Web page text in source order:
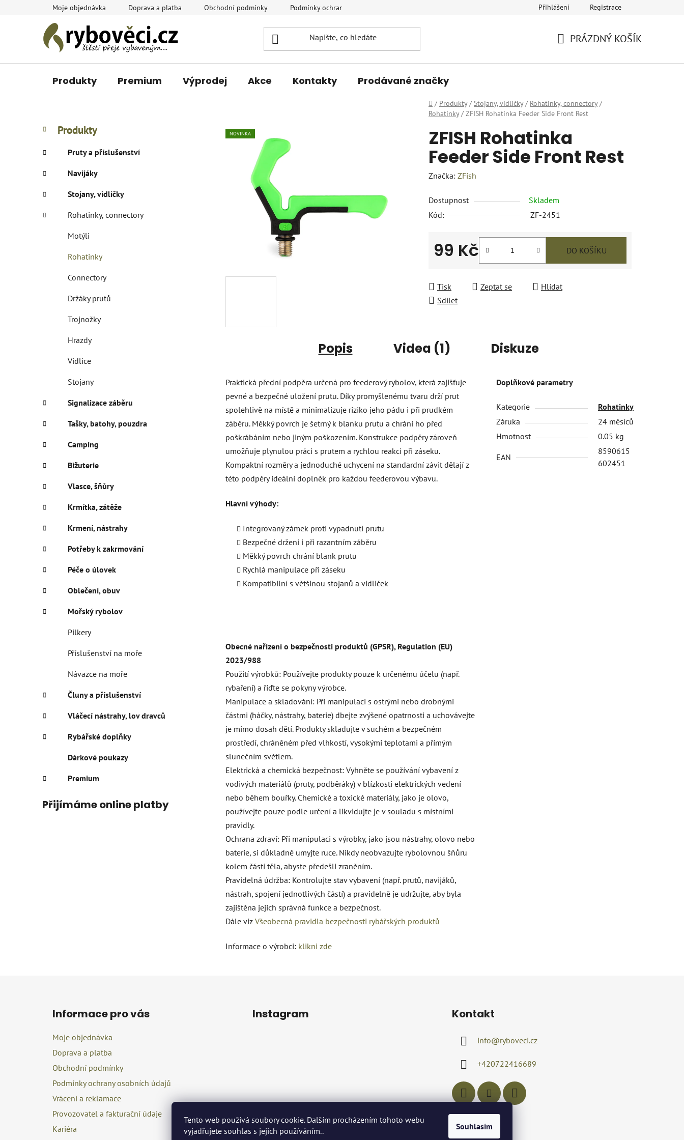
Tento web používá soubory cookie. Dalším procházením tohoto webu
vyjadřujete souhlas s jejich používáním..
Souhlasím
Moje objednávka Doprava a platba Obchodní podmínky Podmínky ochrany osobních údajů Provozovatel a fakturační údaje
Přihlášení Registrace
PRÁZDNÝ KOŠÍK
Produkty Premium Výprodej Akce Kontakty Prodávané značky
Domů
/ Produkty / Stojany, vidličky / Rohatinky, connectory /
Rohatinky / ZFISH Rohatinka Feeder Side Front Rest
P
o
s
r
a
n
kategorie
K
a
e
g
o
r
e
Produkty
Pruty a příslušenství
Navijáky
Stojany, vidličky
Rohatinky, connectory
Motýli
Rohatinky
Connectory
Držáky prutů
Trojnožky
Hrazdy
Vidlice
Stojany
Signalizace záběru
Tašky, batohy, pouzdra
Camping
Bižuterie
Vlasce, šňůry
Krmítka, zátěže
Krmení, nástrahy
Potřeby k zakrmování
Péče o úlovek
Oblečení, obuv
Mořský rybolov
Pilkery
Příslušenství na moře
Návazce na moře
Čluny a příslušenství
Vláčecí nástrahy, lov dravců
Rybářské doplňky
Dárkové poukazy
Premium
Přijímáme online platby
ZFISH Rohatinka
Feeder Side Front Rest
Značka: ZFish
Dostupnost
Skladem
Kód:
ZF-2451
99 Kč DO KOŠÍKU
Tisk Zeptat se
Hlídat
Sdílet
NOVINKA
Popis Videa (1) Diskuze
Praktická přední podpěra určená pro feederový rybolov, která zajišťuje
pevné a bezpečné uložení prutu. Díky promyšlenému tvaru drží prut
spolehlivě na místě a minimalizuje riziko jeho pádu i při prudkém
záběru. Měkký povrch je šetrný k blanku prutu a chrání ho před
poškrábáním nebo jiným poškozením. Konstrukce podpěry zároveň
umožňuje plynulou práci s prutem a rychlou reakci při záseku.
Kompaktní rozměry a jednoduché uchycení na standardní závit dělají z
této podpěry ideální doplněk pro každou feederovou výbavu.
Hlavní výhody:
Integrovaný zámek proti vypadnutí prutu
Bezpečné držení i při razantním záběru
Měkký povrch chrání blank prutu
Rychlá manipulace při záseku
Kompatibilní s většinou stojanů a vidliček
Obecné nařízení o bezpečnosti produktů (GPSR), Regulation (EU)
2023/988
Použití výrobků: Používejte produkty pouze k určenému účelu (např.
rybaření) a řiďte se pokyny výrobce.
Manipulace a skladování: Při manipulaci s ostrými nebo drobnými
částmi (háčky, nástrahy, baterie) dbejte zvýšené opatrnosti a uchovávejte
je mimo dosah dětí. Produkty skladujte v suchém a bezpečném
prostředí, chráněném před vlhkostí, vysokými teplotami a přímým
slunečním světlem.
Elektrická a chemická bezpečnost: Vyhněte se používání vybavení z
vodivých materiálů (pruty, podběráky) v blízkosti elektrických vedení
nebo během bouřky. Chemické a toxické materiály, jako je olovo,
používejte pouze podle určení a likvidujte je v souladu s místními
pravidly.
Ochrana zdraví: Při manipulaci s výrobky, jako jsou nástrahy, olovo nebo
baterie, si důkladně umyjte ruce. Nikdy neobvazujte rybolovnou šňůru
kolem částí těla, abyste předešli zraněním.
Pravidelná údržba: Kontrolujte stav vybavení (např. prutů, navijáků,
nástrah, spojení jednotlivých částí) a pravidelně je udržujte, aby byla
zajištěna jejich správná funkce a bezpečnost.
Dále viz Všeobecná pravidla bezpečnosti rybářských produktů
Informace o výrobci: klikni zde
Doplňkové parametry
Kategorie
Rohatinky
Záruka
24 měsíců
Hmotnost
0.05 kg
EAN
8590615
602451
Informace pro vás
Moje objednávka
Doprava a platba
Obchodní podmínky
Podmínky ochrany osobních údajů
Vrácení a reklamace
Provozovatel a fakturační údaje
Kariéra
Instagram
Sledovat na Instagramu
Kontakt
info@ryboveci.cz
+420722416689